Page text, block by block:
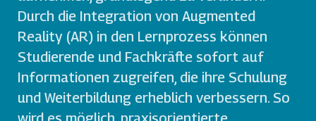
Durch die Integration von Augmented
Reality (AR) in den Lernprozess können
Studierende und Fachkräfte sofort auf
Informationen zugreifen, die ihre Schulung
und Weiterbildung erheblich verbessern. So